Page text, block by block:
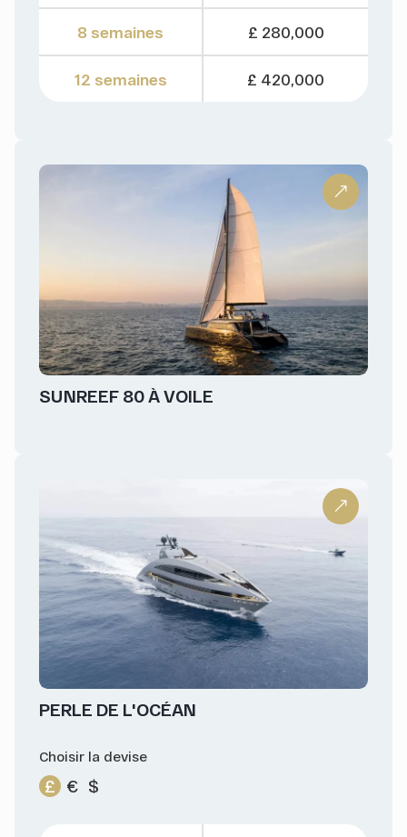
8 semaines
12 semaines
£ 280,000
£ 420,000
SUNREEF 80 À VOILE
PERLE DE L'OCÉAN
Choisir la devise
£ € $